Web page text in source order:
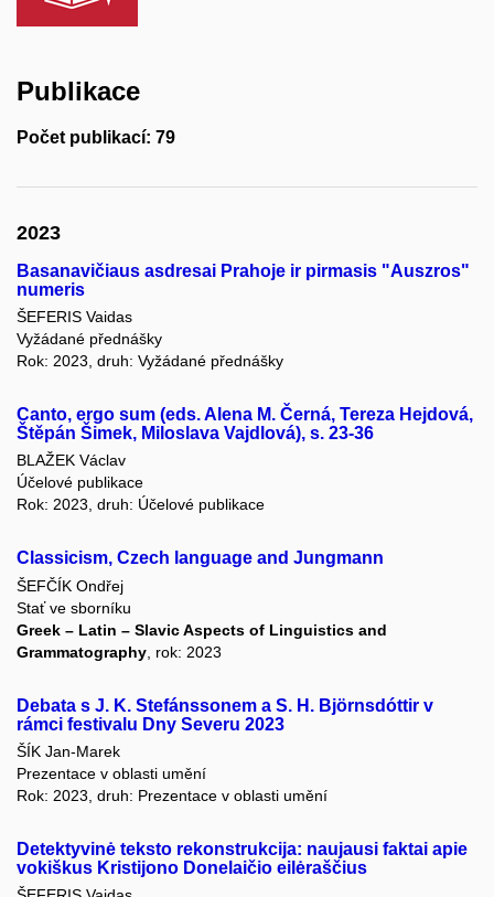
Publikace
Počet publikací: 79
2023
Basanavičiaus asdresai Prahoje ir pirmasis "Auszros"
numeris
ŠEFERIS Vaidas
Vyžádané přednášky
Rok: 2023, druh: Vyžádané přednášky
Canto, ergo sum (eds. Alena M. Černá, Tereza Hejdová,
Štěpán Šimek, Miloslava Vajdlová), s. 23-36
BLAŽEK Václav
Účelové publikace
Rok: 2023, druh: Účelové publikace
Classicism, Czech language and Jungmann
ŠEFČÍK Ondřej
Stať ve sborníku
Greek – Latin – Slavic Aspects of Linguistics and
Grammatography , rok: 2023
Debata s J. K. Stefánssonem a S. H. Björnsdóttir v
rámci festivalu Dny Severu 2023
ŠÍK Jan-Marek
Prezentace v oblasti umění
Rok: 2023, druh: Prezentace v oblasti umění
Detektyvinė teksto rekonstrukcija: naujausi faktai apie
vokiškus Kristijono Donelaičio eilėraščius